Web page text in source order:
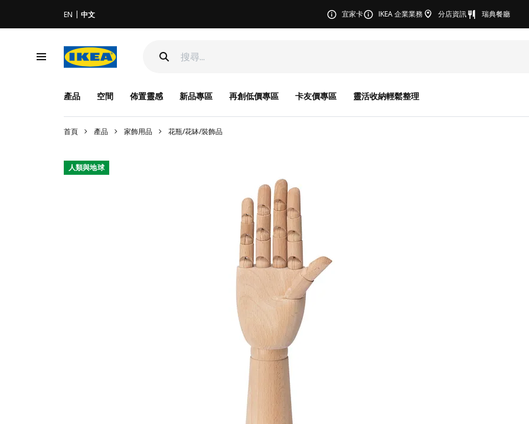
EN 中文 宜家卡 IKEA 企業業務 分店資訊 瑞典餐廳
產品 空間 佈置靈感 新品專區 再創低價專區 卡友價專區 靈活收納輕鬆整理
首頁 產品 家飾用品 花瓶/花缽/裝飾品
人類與地球